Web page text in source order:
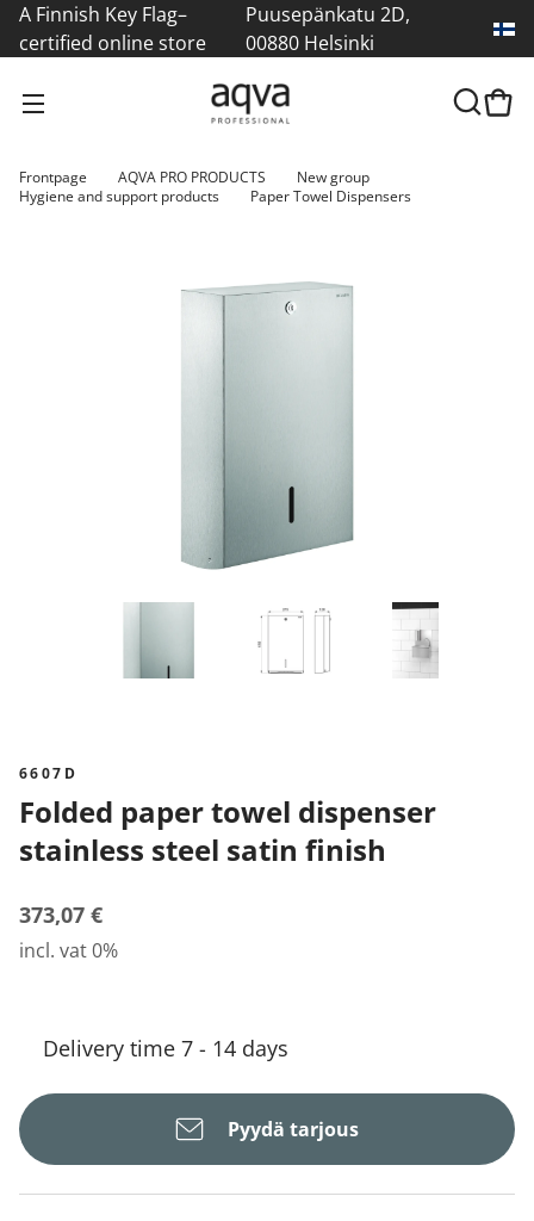
A Finnish Key Flag–
certified online store
Puusepänkatu 2D,
00880 Helsinki
Frontpage AQVA PRO PRODUCTS
New group
Hygiene and support products
Paper Towel Dispensers
6607D
Folded paper towel dispenser
stainless steel satin finish
373,07 €
incl. vat 0%
Delivery time 7 - 14 days
Pyydä tarjous